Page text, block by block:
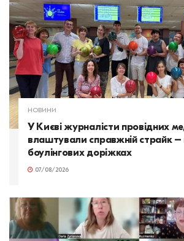
НОВИНИ
У Києві журналісти провідних
влаштували справжній страйк –
боулінгових доріжках
07/08/2026